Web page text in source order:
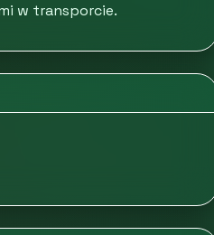
w transporcie.